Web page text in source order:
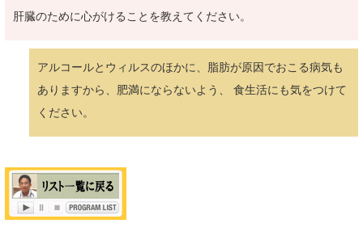
肝臓のために心がけることを教えてください。
アルコールとウィルスのほかに、脂肪が原因でおこる病気も
ありますから、肥満にならないよう、 食生活にも気をつけて
ください。